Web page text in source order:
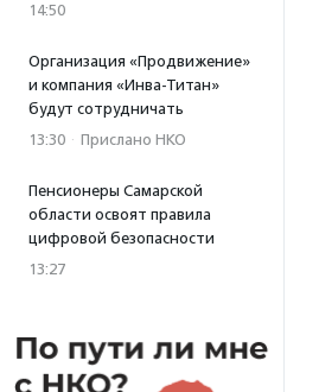
14:50
Организация «Продвижение»
и компания «Инва-Титан»
будут сотрудничать
13:30 · Прислано НКО
Пенсионеры Самарской
области освоят правила
цифровой безопасности
13:27